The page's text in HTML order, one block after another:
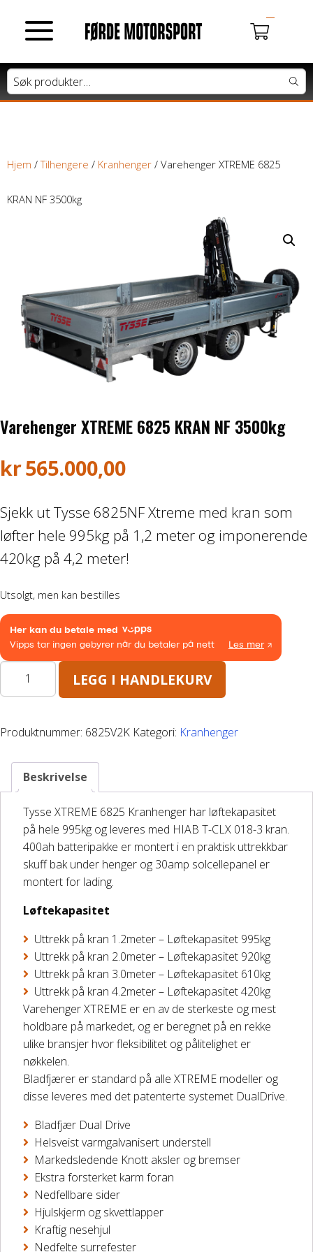
MOTORSYKLER
Lett motorsykkel
Moped / Scooter
Honda ATV
Kawasaki ATV/UTV
TGB ATV
BÅT OG BÅTMOTOR
Båter
Suzuki Båtmotor
TILHENGERE
Båthenger
Varehenger
HAGE/SKOG
Honda Power Equipment
Stihl -Skog og Hage
Toro Snøfres
DELER OG TILBEHØR
Batteriladere
GIVI – Bagasjesystem for MC
Hjem /Tilhengere / Kranhenger / Varehenger XTREME 6825
KRAN NF 3500kg
Varehenger XTREME 6825 KRAN NF 3500kg
kr565.000,00
Sjekk ut Tysse 6825NF Xtreme med kran som
løfter hele 995kg på 1,2 meter og imponerende
420kg på 4,2 meter!
Utsolgt, men kan bestilles
XTREME
NF
LEGG I HANDLEKURV
Produktnummer: 6825V2K Kategori: Kranhenger
Beskrivelse
Tysse XTREME 6825 Kranhenger har løftekapasitet
på hele 995kg og leveres med HIAB T-CLX 018-3 kran.
400ah batteripakke er montert i en praktisk uttrekkbar
skuff bak under henger og 30amp solcellepanel er
montert for lading.
Løftekapasitet
Uttrekk på kran 1.2meter – Løftekapasitet 995kg
Uttrekk på kran 2.0meter – Løftekapasitet 920kg
Uttrekk på kran 3.0meter – Løftekapasitet 610kg
Uttrekk på kran 4.2meter – Løftekapasitet 420kg
Varehenger XTREME er en av de sterkeste og mest
holdbare på markedet, og er beregnet på en rekke
ulike bransjer hvor fleksibilitet og pålitelighet er
nøkkelen.
Bladfjærer er standard på alle XTREME modeller og
disse leveres med det patenterte systemet DualDrive.
Bladfjær Dual Drive
Helsveist varmgalvanisert understell
Markedsledende Knott aksler og bremser
Ekstra forsterket karm foran
Nedfellbare sider
Hjulskjerm og skvettlapper
Kraftig nesehjul
Nedfelte surrefester